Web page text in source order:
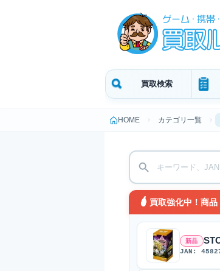
買取検索
HOME カテゴリ一覧
買取強化中！商品
新品
JAN: